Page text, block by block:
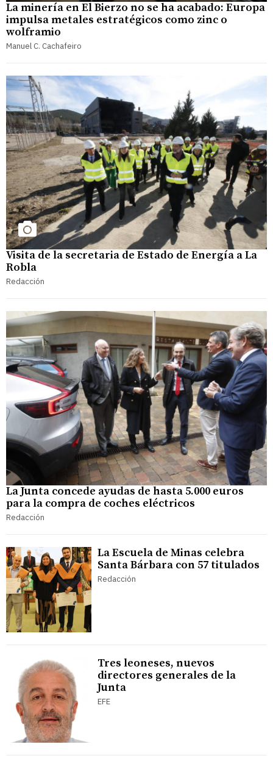
La minería en El Bierzo no se ha acabado: Europa
impulsa metales estratégicos como zinc o
wolframio
Manuel C. Cachafeiro
Visita de la secretaria de Estado de Energía a La
Robla
Redacción
La Junta concede ayudas de hasta 5.000 euros
para la compra de coches eléctricos
Redacción
La Escuela de Minas celebra
Santa Bárbara con 57 titulados
Redacción
Tres leoneses, nuevos
directores generales de la
Junta
EFE